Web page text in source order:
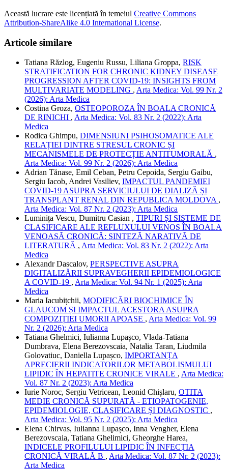
Această lucrare este licențiată în temeiul Creative Commons
Attribution-ShareAlike 4.0 International License.
Articole similare
Tatiana Răzlog, Eugeniu Russu, Liliana Groppa, RISK
STRATIFICATION FOR CHRONIC KIDNEY DISEASE
PROGRESSION AFTER COVID-19: INSIGHTS FROM
MULTIVARIATE MODELING , Arta Medica: Vol. 99 Nr. 2
(2026): Arta Medica
Costina Groza, OSTEOPOROZA ÎN BOALA CRONICĂ
DE RINICHI , Arta Medica: Vol. 83 Nr. 2 (2022): Arta
Medica
Rodica Ghimpu, DIMENSIUNI PSIHOSOMATICE ALE
RELAȚIEI DINTRE STRESUL CRONIC ȘI
MECANISMELE DE PROTECȚIE ANTITUMORALĂ ,
Arta Medica: Vol. 99 Nr. 2 (2026): Arta Medica
Adrian Tănase, Emil Ceban, Petru Cepoida, Sergiu Gaibu,
Sergiu Iacob, Andrei Vasiliev, IMPACTUL PANDEMIEI
COVID-19 ASUPRA SERVICIULUI DE DIALIZĂ ȘI
TRANSPLANT RENAL DIN REPUBLICA MOLDOVA ,
Arta Medica: Vol. 87 Nr. 2 (2023): Arta Medica
Luminița Vescu, Dumitru Casian , TIPURI ȘI SISTEME DE
CLASIFICARE ALE REFLUXULUI VENOS ÎN BOALA
VENOASĂ CRONICĂ: SINTEZĂ NARATIVĂ DE
LITERATURĂ , Arta Medica: Vol. 83 Nr. 2 (2022): Arta
Medica
Alexandr Dascalov, PERSPECTIVE ASUPRA
DIGITALIZĂRII SUPRAVEGHERII EPIDEMIOLOGICE
A COVID-19 , Arta Medica: Vol. 94 Nr. 1 (2025): Arta
Medica
Maria Iacubițchii, MODIFICĂRI BIOCHIMICE ÎN
GLAUCOM ȘI IMPACTUL ACESTORA ASUPRA
COMPOZIȚIEI UMORII APOASE , Arta Medica: Vol. 99
Nr. 2 (2026): Arta Medica
Tatiana Ghelmici, Iulianna Lupașco, Vlada-Tatiana
Dumbrava, Elena Berezovscaia, Natalia Taran, Liudmila
Golovatiuc, Daniella Lupașco, IMPORTANȚA
APRECIERII INDICATORILOR METABOLISMULUI
LIPIDIC ÎN HEPATITE CRONICE VIRALE , Arta Medica:
Vol. 87 Nr. 2 (2023): Arta Medica
Iurie Noroc, Sergiu Vetricean, Leonid Chișlaru, OTITA
MEDIE CRONICĂ SUPURATĂ - ETIOPATOGENIE,
EPIDEMIOLOGIE, CLASIFICARE ȘI DIAGNOSTIC ,
Arta Medica: Vol. 95 Nr. 2 (2025): Arta Medica
Elena Chirvas, Iulianna Lupașco, Inna Vengher, Elena
Berezovscaia, Tatiana Ghelimici, Gheorghe Harea,
INDICELE PROFILULUI LIPIDIC ÎN INFECȚIA
CRONICĂ VIRALĂ B , Arta Medica: Vol. 87 Nr. 2 (2023):
Arta Medica